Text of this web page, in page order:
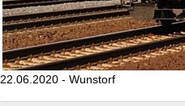
22.06.2020 - Wunstorf